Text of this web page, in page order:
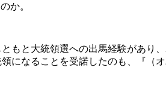
か。
もと大統領選への出馬経験があ
になることを受諾したのも、『（